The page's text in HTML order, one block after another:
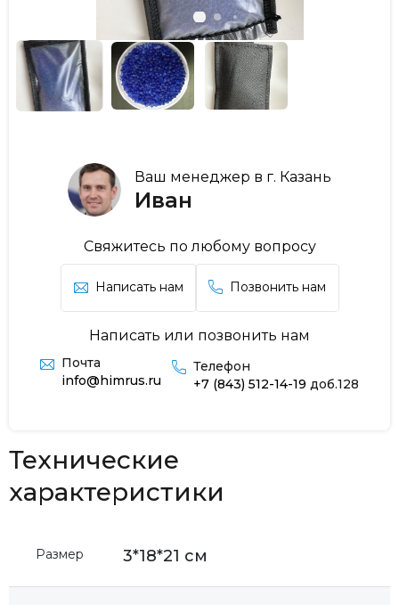
Ваш менеджер в г. Казань
Иван
Свяжитесь по любому вопросу
Написать нам Позвонить нам
Написать или позвонить нам
Почта
info@himrus.ru
Телефон
+7 (843) 512-14-19 доб.128
Технические
характеристики
Размер 3*18*21 см